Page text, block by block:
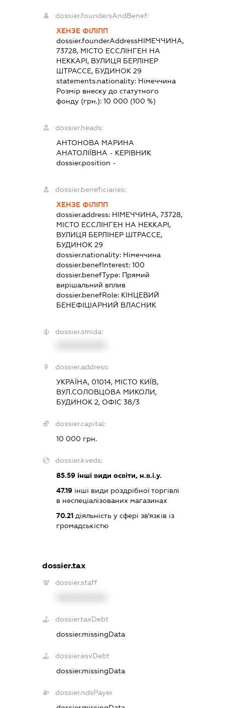
dossier.foundersAndBenef:
ХЕНЗЕ ФІЛІПП
dossier.founderAddressНІМЕЧЧИНА,
73728, МІСТО ЕССЛІНГЕН НА
НЕККАРІ, ВУЛИЦЯ БЕРЛІНЕР
ШТРАССЕ, БУДИНОК 29
statements.nationality: Німеччина
Розмір внеску до статутного
фонду (грн.): 10 000 (100 %)
dossier.heads:
АНТОНОВА МАРИНА
АНАТОЛІЇВНА - КЕРІВНИК
dossier.position -
dossier.beneficiaries:
ХЕНЗЕ ФІЛІПП
dossier.address: НІМЕЧЧИНА, 73728,
МІСТО ЕССЛІНГЕН НА НЕККАРІ,
ВУЛИЦЯ БЕРЛІНЕР ШТРАССЕ,
БУДИНОК 29
dossier.nationality: Німеччина
dossier.benefInterest: 100
dossier.benefType: Прямий
вирішальний вплив
dossier.benefRole: КІНЦЕВИЙ
БЕНЕФІЦІАРНИЙ ВЛАСНИК
dossier.smida:
dossier.address:
УКРАЇНА, 01014, МІСТО КИЇВ,
ВУЛ.СОЛОВЦОВА МИКОЛИ,
БУДИНОК 2, ОФІС 38/3
dossier.capital:
10 000 грн.
dossier.kveds:
85.59інші види освіти, н.в.і.у.
47.19інші види роздрібної торгівлі
в неспеціалізованих магазинах
70.21діяльність у сфері зв'язків із
громадськістю
dossier.tax
dossier.staff
dossier.taxDebt
dossier.missingData
dossier.esvDebt
dossier.missingData
dossier.ndsPayer